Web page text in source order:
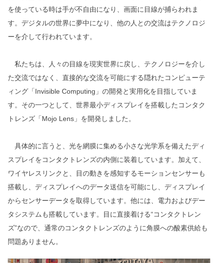
を使っている時は手が不自由になり、画面に目線が捕らわれま
す。デジタルの世界に夢中になり、他の人との交流はテクノロジ
ーを介して行われています。
私たちは、人々の目線を現実世界に戻し、テクノロジーを介し
た交流ではなく、直接的な交流を可能にする隠れたコンピューテ
ィング「Invisible Computing」の開発と実用化を目指していま
す。その一つとして、世界最小ディスプレイを搭載したコンタク
トレンズ「Mojo Lens」を開発しました。
具体的に言うと、光を網膜に集める小さな光学系を備えたディ
スプレイをコンタクトレンズの内側に装着しています。加えて、
ワイヤレスリンクと、目の動きを感知するモーションセンサーも
搭載し、ディスプレイへのデータ送信を可能にし、ディスプレイ
からセンサーデータを取得しています。他には、電力およびデー
タシステムも搭載しています。目に直接着ける“コンタクトレン
ズ”なので、通常のコンタクトレンズのように角膜への酸素供給も
問題ありません。